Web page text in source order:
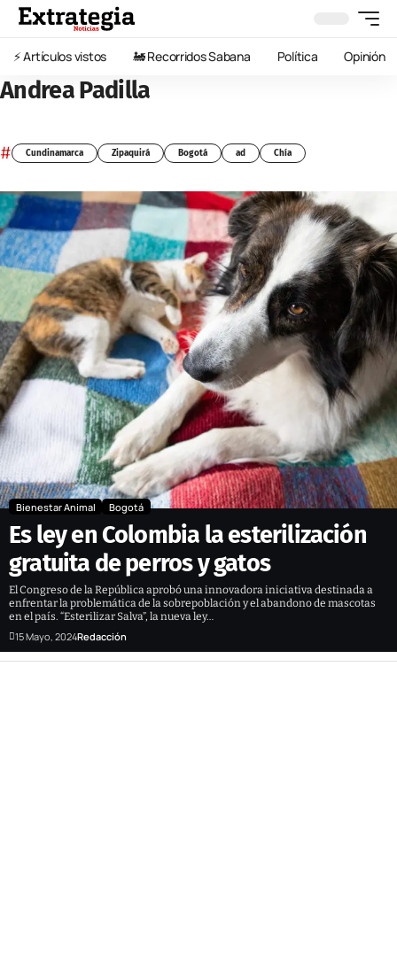
⚡️ Artículos vistos 🚂 Recorridos Sabana Política Opinión
Andrea Padilla
# Cundinamarca Zipaquirá Bogotá ad Chía
Bienestar Animal Bogotá
Es ley en Colombia la esterilización
gratuita de perros y gatos
El Congreso de la República aprobó una innovadora iniciativa destinada a
enfrentar la problemática de la sobrepoblación y el abandono de mascotas
en el país. “Esterilizar Salva”, la nueva ley…
15 Mayo, 2024Redacción